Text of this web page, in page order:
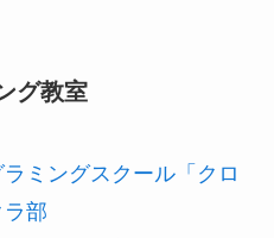
グ教室
ミングスクール「クロ
部